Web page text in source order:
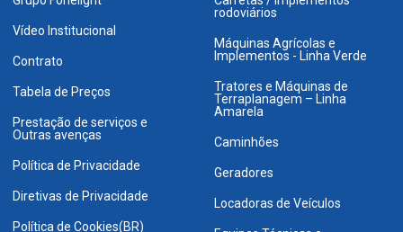
Vídeo Institucional
Contrato
Tabela de Preços
Prestação de serviços e
Outras avenças
Política de Privacidade
Diretivas de Privacidade
Política de Cookies(BR)
rodoviários
Máquinas Agrícolas e
Implementos - Linha Verde
Tratores e Máquinas de
Terraplanagem – Linha
Amarela
Caminhões
Geradores
Locadoras de Veículos